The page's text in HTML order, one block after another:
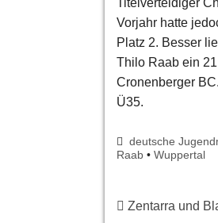
Vorjahr hatte
Platz 2. Besser
Thilo Raab ein
Cronenberger
Ü35.
deutsche
Raab • Wuppertal
Zentarra und